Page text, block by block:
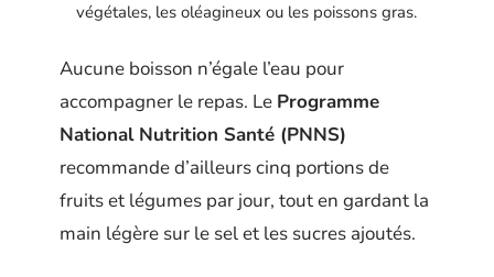
végétales, les oléagineux ou les poissons gras.
Aucune boisson n’égale l’eau pour
accompagner le repas. Le Programme
National Nutrition Santé (PNNS)
recommande d’ailleurs cinq portions de
fruits et légumes par jour, tout en gardant la
main légère sur le sel et les sucres ajoutés.